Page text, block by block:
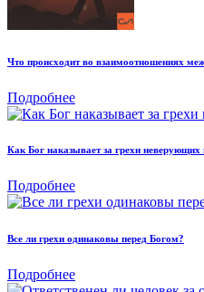
Что происходит во взаимоотношениях
Подробнее
Как Бог наказывает за грехи
Подробнее
Все ли грехи одинаковы перед Богом?
Подробнее